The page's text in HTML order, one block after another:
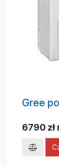
Gree
6790